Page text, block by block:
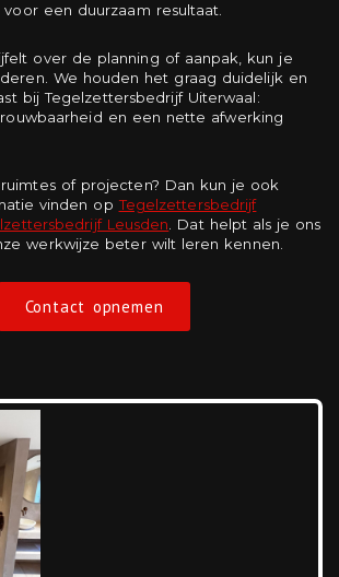
een duurzaam resultaat.
over de planning of aanpak, kun je
We houden het graag duidelijk en
bij Tegelzettersbedrijf Uiterwaal:
en een nette afwerking
of projecten? Dan kun je ook
vinden opTegelzettersbedrijf
Leusden . Dat helpt als je ons
werkwijze beter wilt leren kennen.
Contact opnemen